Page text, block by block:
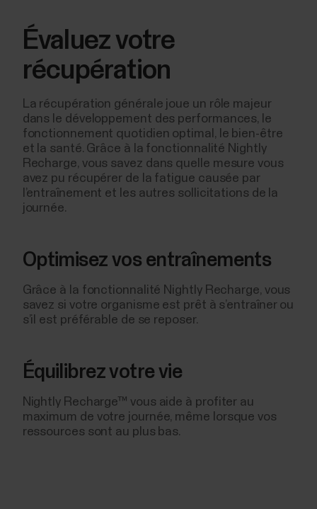
Évaluez votre
récupération
La récupération générale joue un rôle majeur
dans le développement des performances, le
fonctionnement quotidien optimal, le bien-être
et la santé. Grâce à la fonctionnalité Nightly
Recharge, vous savez dans quelle mesure vous
avez pu récupérer de la fatigue causée par
l’entraînement et les autres sollicitations de la
journée.
Optimisez vos entraînements
Grâce à la fonctionnalité Nightly Recharge, vous
savez si votre organisme est prêt à s’entraîner ou
s’il est préférable de se reposer.
Équilibrez votre vie
Nightly Recharge™ vous aide à profiter au
maximum de votre journée, même lorsque vos
ressources sont au plus bas.